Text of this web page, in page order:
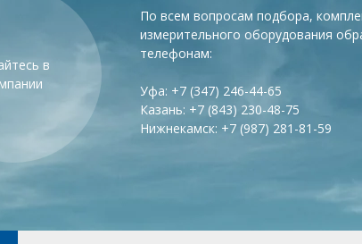
По всем вопросам подбора,
измерительного оборудования
телефонам:
Уфа: +7 (347) 246-44-65
Казань: +7 (843) 230-48-75
Нижнекамск: +7 (987) 281-81-59